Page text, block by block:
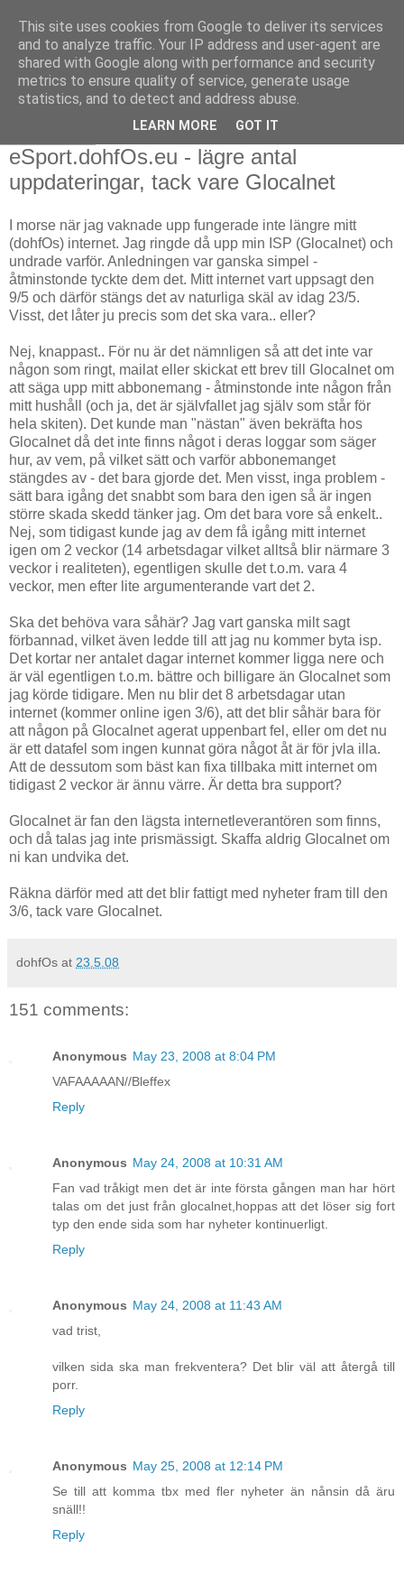
eSport.dohfOs.eu - lägre antal
uppdateringar, tack vare Glocalnet
I morse när jag vaknade upp fungerade inte längre mitt
(dohfOs) internet. Jag ringde då upp min ISP (Glocalnet) och
undrade varför. Anledningen var ganska simpel -
åtminstonde tyckte dem det. Mitt internet vart uppsagt den
9/5 och därför stängs det av naturliga skäl av idag 23/5.
Visst, det låter ju precis som det ska vara.. eller?
Nej, knappast.. För nu är det nämnligen så att det inte var
någon som ringt, mailat eller skickat ett brev till Glocalnet om
att säga upp mitt abbonemang - åtminstonde inte någon från
mitt hushåll (och ja, det är självfallet jag själv som står för
hela skiten). Det kunde man "nästan" även bekräfta hos
Glocalnet då det inte finns något i deras loggar som säger
hur, av vem, på vilket sätt och varför abbonemanget
stängdes av - det bara gjorde det. Men visst, inga problem -
sätt bara igång det snabbt som bara den igen så är ingen
större skada skedd tänker jag. Om det bara vore så enkelt..
Nej, som tidigast kunde jag av dem få igång mitt internet
igen om 2 veckor (14 arbetsdagar vilket alltså blir närmare 3
veckor i realiteten), egentligen skulle det t.o.m. vara 4
veckor, men efter lite argumenterande vart det 2.
Ska det behöva vara såhär? Jag vart ganska milt sagt
förbannad, vilket även ledde till att jag nu kommer byta isp.
Det kortar ner antalet dagar internet kommer ligga nere och
är väl egentligen t.o.m. bättre och billigare än Glocalnet som
jag körde tidigare. Men nu blir det 8 arbetsdagar utan
internet (kommer online igen 3/6), att det blir såhär bara för
att någon på Glocalnet agerat uppenbart fel, eller om det nu
är ett datafel som ingen kunnat göra något åt är för jvla illa.
Att de dessutom som bäst kan fixa tillbaka mitt internet om
tidigast 2 veckor är ännu värre. Är detta bra support?
Glocalnet är fan den lägsta internetleverantören som finns,
och då talas jag inte prismässigt. Skaffa aldrig Glocalnet om
ni kan undvika det.
Räkna därför med att det blir fattigt med nyheter fram till den
3/6, tack vare Glocalnet.
dohfOs at 23.5.08
151 comments:
Anonymous May 23, 2008 at 8:04 PM
VAFAAAAAN//Bleffex
Reply
Anonymous May 24, 2008 at 10:31 AM
Fan vad tråkigt men det är inte första gången man har hört
talas om det just från glocalnet,hoppas att det löser sig fort
typ den ende sida som har nyheter kontinuerligt.
Reply
Anonymous May 24, 2008 at 11:43 AM
vad trist,
vilken sida ska man frekventera? Det blir väl att återgå till
porr.
Reply
Anonymous May 25, 2008 at 12:14 PM
Se till att komma tbx med fler nyheter än nånsin då äru
snäll!!
Reply
This site uses cookies from Google to deliver its services
and to analyze traffic. Your IP address and user-agent are
shared with Google along with performance and security
metrics to ensure quality of service, generate usage
statistics, and to detect and address abuse.
LEARN MORE GOT IT